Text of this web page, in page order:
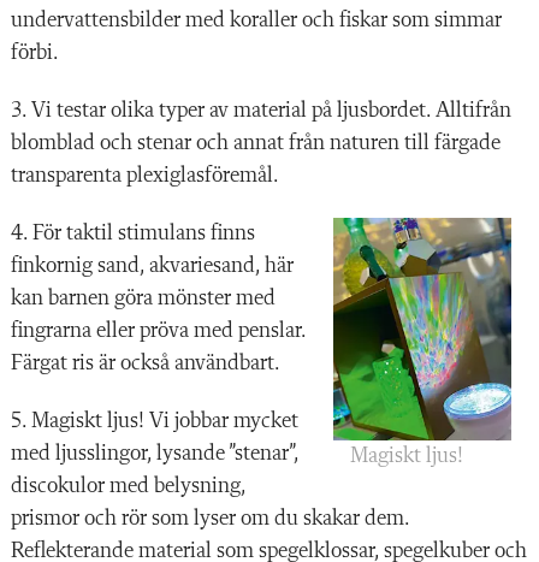
undervattensbilder med koraller och fiskar som simmar
förbi.
3. Vi testar olika typer av material på ljusbordet. Alltifrån
blomblad och stenar och annat från naturen till färgade
transparenta plexiglasföremål.
Magiskt ljus!
4. För taktil stimulans finns
finkornig sand, akvariesand, här
kan barnen göra mönster med
fingrarna eller pröva med penslar.
Färgat ris är också användbart.
5. Magiskt ljus! Vi jobbar mycket
med ljusslingor, lysande ”stenar”,
discokulor med belysning,
prismor och rör som lyser om du skakar dem.
Reflekterande material som spegelklossar, spegelkuber och